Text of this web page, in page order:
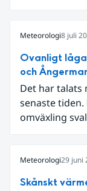
Meteorologi8 juli
Ovanligt
och
Det har talats
senaste
omväxling
Meteorologi29 juni
Skånskt